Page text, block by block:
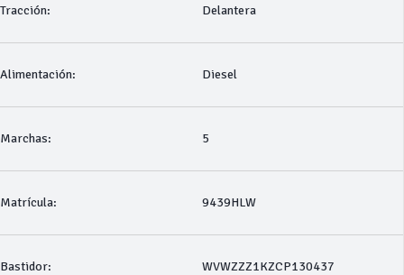
Tracción: Delantera
Alimentación: Diesel
Marchas: 5
Matrícula: 9439HLW
Bastidor: WVWZZZ1KZCP130437